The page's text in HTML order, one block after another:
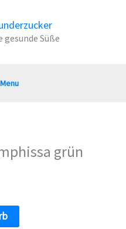
gesunde Süße
Menu
grün